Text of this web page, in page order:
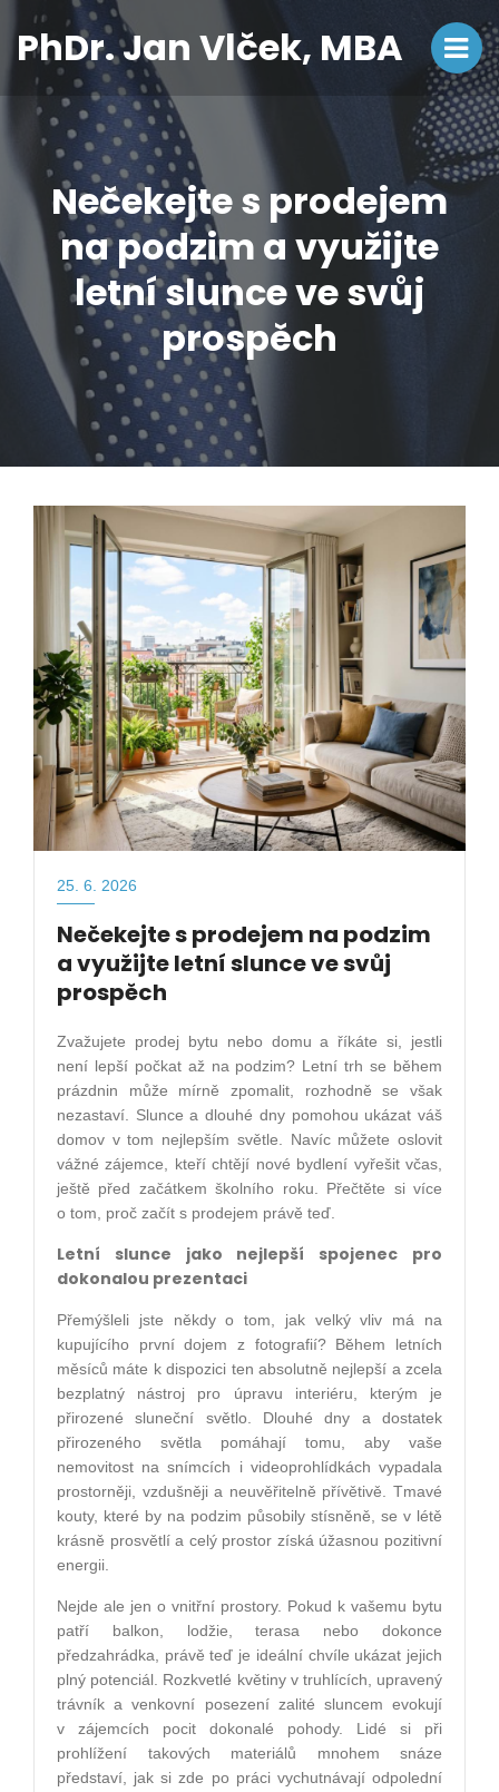
PhDr. Jan Vlček, MBA
Nečekejte s prodejem
na podzim a využijte
letní slunce ve svůj
prospěch
25. 6. 2026
Nečekejte s prodejem na podzim
a využijte letní slunce ve svůj
prospěch
Zvažujete prodej bytu nebo domu a říkáte si, jestli
není lepší počkat až na podzim? Letní trh se během
prázdnin může mírně zpomalit, rozhodně se však
nezastaví. Slunce a dlouhé dny pomohou ukázat váš
domov v tom nejlepším světle. Navíc můžete oslovit
vážné zájemce, kteří chtějí nové bydlení vyřešit včas,
ještě před začátkem školního roku. Přečtěte si více
o tom, proč začít s prodejem právě teď.
Letní slunce jako nejlepší spojenec pro
dokonalou prezentaci
Přemýšleli jste někdy o tom, jak velký vliv má na
kupujícího první dojem z fotografií? Během letních
měsíců máte k dispozici ten absolutně nejlepší a zcela
bezplatný nástroj pro úpravu interiéru, kterým je
přirozené sluneční světlo. Dlouhé dny a dostatek
přirozeného světla pomáhají tomu, aby vaše
nemovitost na snímcích i videoprohlídkách vypadala
prostorněji, vzdušněji a neuvěřitelně přívětivě. Tmavé
kouty, které by na podzim působily stísněně, se v létě
krásně prosvětlí a celý prostor získá úžasnou pozitivní
energii.
Nejde ale jen o vnitřní prostory. Pokud k vašemu bytu
patří balkon, lodžie, terasa nebo dokonce
předzahrádka, právě teď je ideální chvíle ukázat jejich
plný potenciál. Rozkvetlé květiny v truhlících, upravený
trávník a venkovní posezení zalité sluncem evokují
v zájemcích pocit dokonalé pohody. Lidé si při
prohlížení takových materiálů mnohem snáze
představí, jak si zde po práci vychutnávají odpolední